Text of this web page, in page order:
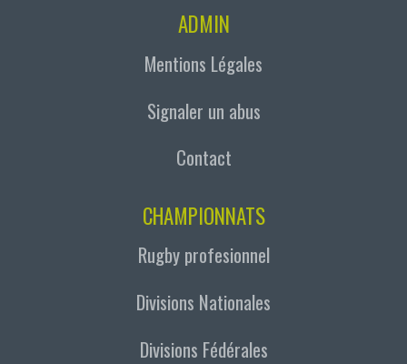
ADMIN
Mentions Légales
Signaler un abus
Contact
CHAMPIONNATS
Rugby profesionnel
Divisions Nationales
Divisions Fédérales